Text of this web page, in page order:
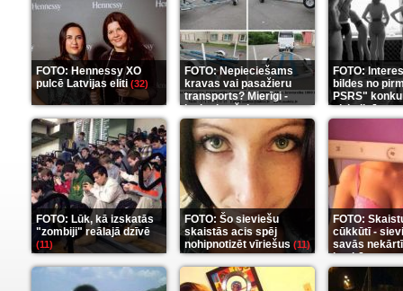
FOTO: Hennessy XO
pulcē Latvijas eliti(32)
FOTO: Nepieciešams
kravas vai pasažieru
transports? Mierīgi -
ieskaties šeit(35)
FOTO:
bildes no
PSRS"
aizkulisēm
FOTO: Lūk, kā izskatās
"zombiji" reālajā dzīvē
(11)
FOTO: Šo sieviešu
skaistās acis spēj
nohipnotizēt vīriešus (11)
FOTO:
cūkkūtī -
savās
istabās(12)